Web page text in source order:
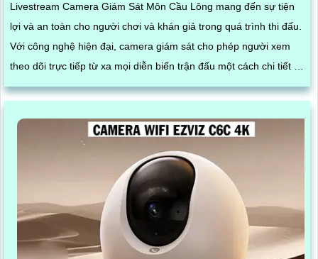
Livestream Camera Giám Sát Môn Cầu Lông mang đến sự tiện
lợi và an toàn cho người chơi và khán giả trong quá trình thi đấu.
Với công nghệ hiện đại, camera giám sát cho phép người xem
theo dõi trực tiếp từ xa mọi diễn biến trận đấu một cách chi tiết và
rõ ràng